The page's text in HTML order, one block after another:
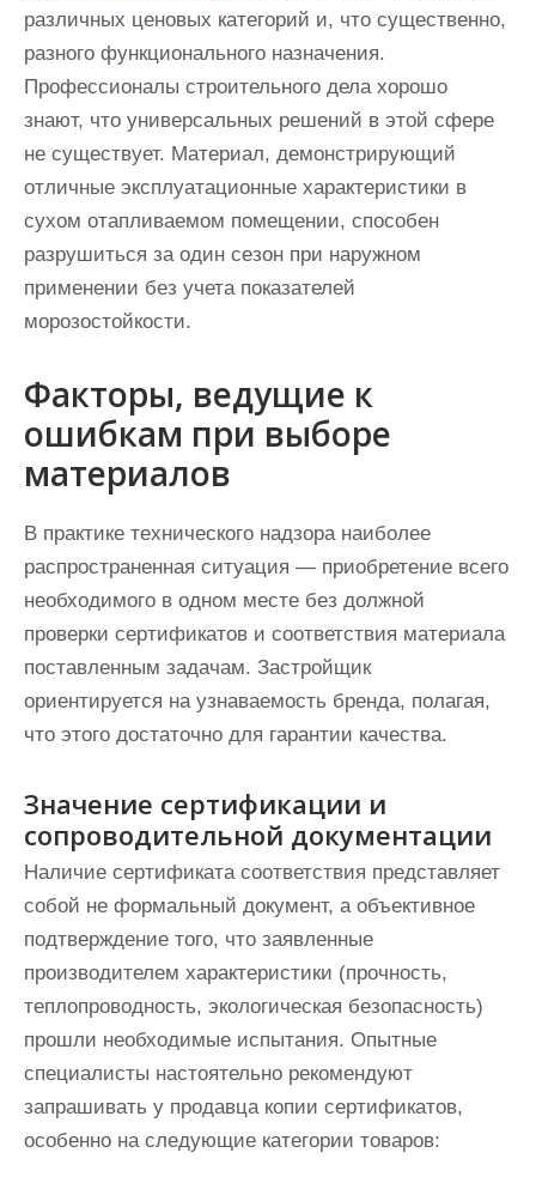
различных ценовых категорий и, что существенно,
разного функционального назначения.
Профессионалы строительного дела хорошо
знают, что универсальных решений в этой сфере
не существует. Материал, демонстрирующий
отличные эксплуатационные характеристики в
сухом отапливаемом помещении, способен
разрушиться за один сезон при наружном
применении без учета показателей
морозостойкости.
Факторы, ведущие к
ошибкам при выборе
материалов
В практике технического надзора наиболее
распространенная ситуация — приобретение всего
необходимого в одном месте без должной
проверки сертификатов и соответствия материала
поставленным задачам. Застройщик
ориентируется на узнаваемость бренда, полагая,
что этого достаточно для гарантии качества.
Значение сертификации и
сопроводительной документации
Наличие сертификата соответствия представляет
собой не формальный документ, а объективное
подтверждение того, что заявленные
производителем характеристики (прочность,
теплопроводность, экологическая безопасность)
прошли необходимые испытания. Опытные
специалисты настоятельно рекомендуют
запрашивать у продавца копии сертификатов,
особенно на следующие категории товаров: